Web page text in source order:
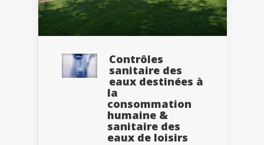
Contrôles
sanitaire des
eaux destinées à
la
consommation
humaine &
sanitaire des
eaux de loisirs